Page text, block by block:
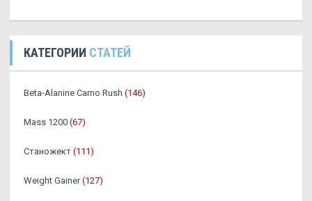
КАТЕГОРИИ СТАТЕЙ
Beta-Alanine Carno Rush (146)
Mass 1200 (67)
Станожект (111)
Weight Gainer (127)